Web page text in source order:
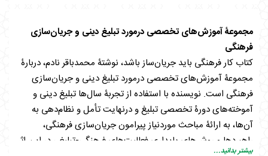
مجموعۀ آموزش‌های تخصصی درمورد تبلیغ دینی و جریان‌سازی
فرهنگی
کتاب کار فرهنگی باید جریان‌ساز باشد، نوشتۀ محمدباقر نادم، دربارۀ
مجموعۀ آموزش‌های تخصصی درمورد تبلیغ دینی و جریان‌سازی
فرهنگی است. نویسنده با استفاده از تجربۀ سال‌ها تبلیغ دینی و
آموخته‌های دورۀ تخصصی تبلیغ و درنهایت تأمل و نظام‌دهی به
آن‌ها، به ارائۀ مباحث موردنیاز پیرامون جریان‌سازی فرهنگی،
راهبردها و روش‌های پایداری فعالیت‌های فرهنگی-‌تبلیغی در این اثر
بیشتر بدانید...